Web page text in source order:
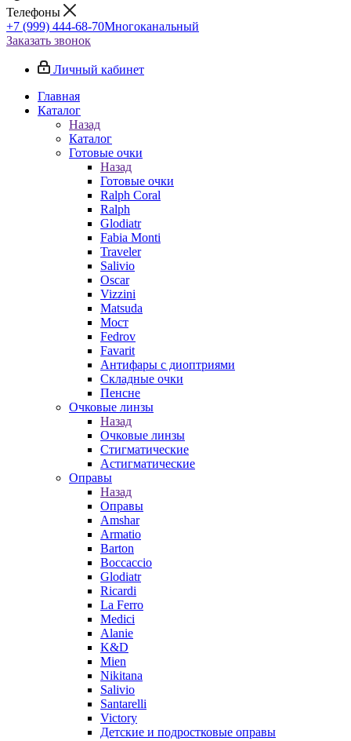
Телефоны
+7 (999) 444-68-70Многоканальный
Заказать звонок
Личный кабинет
Главная
Каталог
Назад
Каталог
Готовые очки
Назад
Готовые очки
Ralph Coral
Ralph
Glodiatr
Fabia Monti
Traveler
Salivio
Oscar
Vizzini
Matsuda
Мост
Fedrov
Favarit
Антифары с диоптриями
Складные очки
Пенсне
Очковые линзы
Назад
Очковые линзы
Стигматические
Астигматические
Оправы
Назад
Оправы
Amshar
Armatio
Barton
Boccaccio
Glodiatr
Ricardi
La Ferro
Medici
Alanie
K&D
Mien
Nikitana
Salivio
Santarelli
Victory
Детские и подростковые оправы